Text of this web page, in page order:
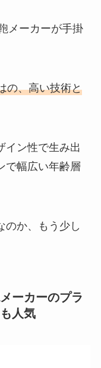
メーカーが手掛
の、高い技術と
イン性で生み出
で幅広い年齢層
のか、もう少し
ーカーのプラ
人気